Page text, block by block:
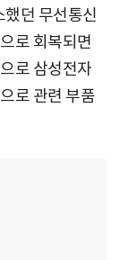
던 무선통신
로 회복되면
로 삼성전자
로 관련 부품